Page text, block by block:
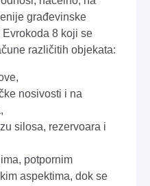
građevinske
8 koji se
različitih objekata:
nosivosti i na
silosa, rezervoara i
potpornim
aspektima, dok se